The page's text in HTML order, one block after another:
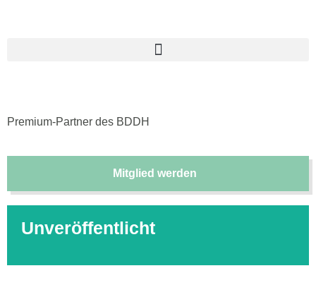
Premium-Partner des BDDH
Mitglied werden
Unveröffentlicht